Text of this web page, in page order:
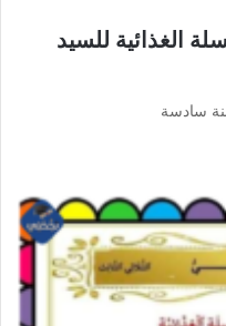
الغذائية للسيد
سادسة